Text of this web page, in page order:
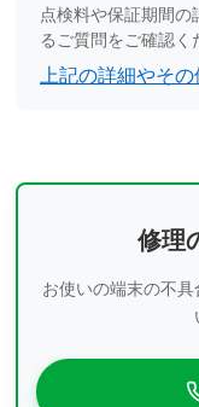
点検料や保証期間
るご質問をご確認く
上記の詳細やそ
修理
お使いの端末の不